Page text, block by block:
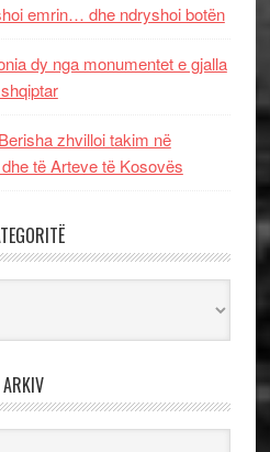
emrin… dhe ndryshoi botën
dy nga monumentet e gjalla
zhvilloi takim në
të Arteve të Kosovës
ARKIV